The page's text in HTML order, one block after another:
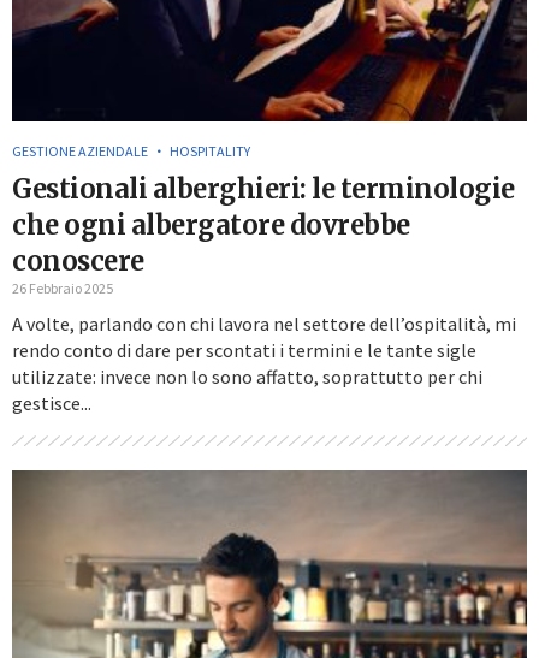
GESTIONE AZIENDALE HOSPITALITY
Gestionali alberghieri: le terminologie
che ogni albergatore dovrebbe
conoscere
26 Febbraio 2025
A volte, parlando con chi lavora nel settore dell’ospitalità, mi
rendo conto di dare per scontati i termini e le tante sigle
utilizzate: invece non lo sono affatto, soprattutto per chi
gestisce...